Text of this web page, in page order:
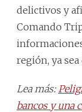
delictivos y
Comando
región, ya
Lea más:
bancos y una